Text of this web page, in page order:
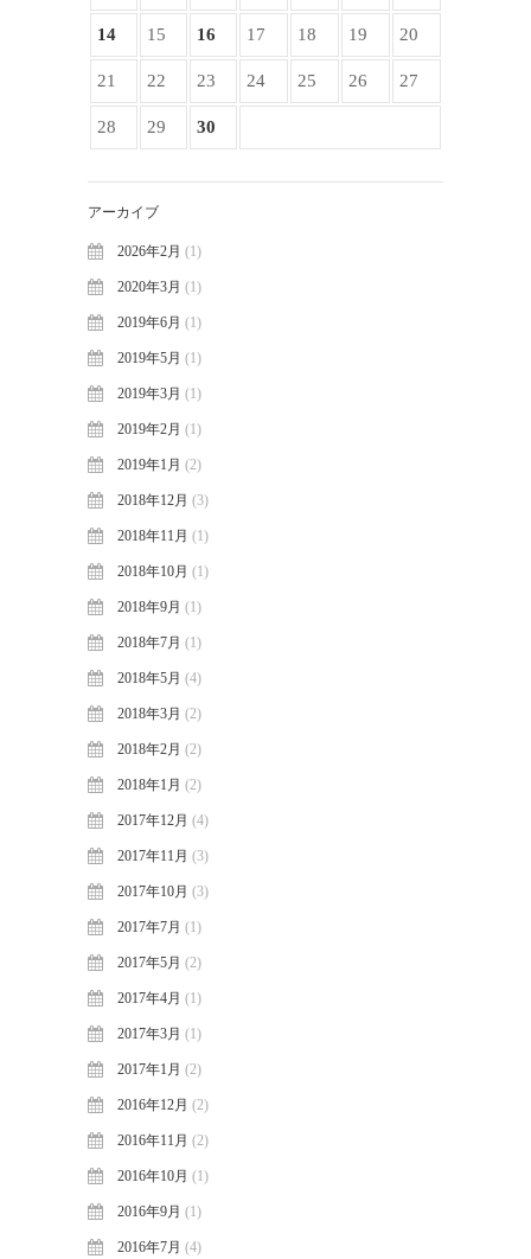
14 15 16 17 18 19 20
21 22 23 24 25 26 27
28 29 30
アーカイブ
2026年2月 (1)
2020年3月 (1)
2019年6月 (1)
2019年5月 (1)
2019年3月 (1)
2019年2月 (1)
2019年1月 (2)
2018年12月 (3)
2018年11月 (1)
2018年10月 (1)
2018年9月 (1)
2018年7月 (1)
2018年5月 (4)
2018年3月 (2)
2018年2月 (2)
2018年1月 (2)
2017年12月 (4)
2017年11月 (3)
2017年10月 (3)
2017年7月 (1)
2017年5月 (2)
2017年4月 (1)
2017年3月 (1)
2017年1月 (2)
2016年12月 (2)
2016年11月 (2)
2016年10月 (1)
2016年9月 (1)
2016年7月 (4)